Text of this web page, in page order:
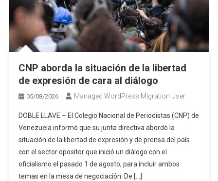
CNP aborda la situación de la libertad
de expresión de cara al diálogo
05/08/2026 Managed WordPress Migration User
DOBLE LLAVE – El Colegio Nacional de Periodistas (CNP) de
Venezuela informó que su junta directiva abordó la
situación de la libertad de expresión y de prensa del país
con el sector opositor que inició un diálogo con el
oficialismo el pasado 1 de agosto, para incluir ambos
temas en la mesa de negociación. De […]